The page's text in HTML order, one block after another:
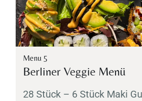
Menu 5
Berliner Veggie Menü
28 Stück – 6 Stück Maki